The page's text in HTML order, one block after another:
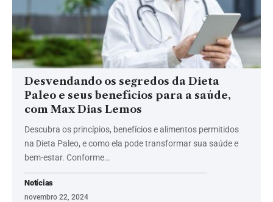
Desvendando os segredos da Dieta
Paleo e seus benefícios para a saúde,
com Max Dias Lemos
Descubra os princípios, benefícios e alimentos permitidos
na Dieta Paleo, e como ela pode transformar sua saúde e
bem-estar. Conforme…
Notícias
novembro 22, 2024